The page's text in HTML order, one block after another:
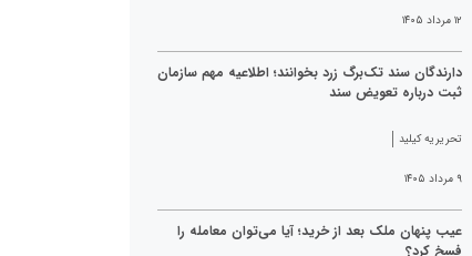
۱۲ مرداد ۱۴۰۵
دارندگان سند تک‌برگ زرد بخوانند؛ اطلاعیه مهم سازمان
ثبت درباره تعویض سند
تحریریه کیلید
۹ مرداد ۱۴۰۵
عیب پنهان ملک بعد از خرید؛ آیا می‌توان معامله را
فسخ کرد؟